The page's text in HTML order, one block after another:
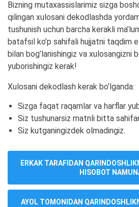
Bizning mutaxassislarimiz sizga
qilingan xulosani dekodlashda
tushunish uchun barcha kerakli
batafsil ko’p sahifali hujjatni taqdim
bilan bog’lanishingiz va xulosangizni
yuborishingiz kerak!
Xulosani dekodlash kerak bo’lganda:
Sizga faqat raqamlar va harflar
Siz tushunarsiz matnli bitta
Siz kutganingizdek olmadingiz.
ERKAK TARAFIDAN
HISOBOT
AYOL TOMONIDAN